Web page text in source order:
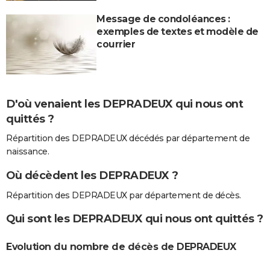
Message de condoléances :
exemples de textes et modèle de
courrier
D'où venaient les DEPRADEUX qui nous ont
quittés ?
Répartition des DEPRADEUX décédés par département de
naissance.
Où décèdent les DEPRADEUX ?
Répartition des DEPRADEUX par département de décès.
Qui sont les DEPRADEUX qui nous ont quittés ?
Evolution du nombre de décès de DEPRADEUX